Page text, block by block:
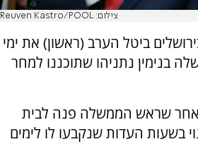
צילום: Reuven Kastro/POOL
ביטל הערב (ראשון) את ימי
בנימין נתניהו שתוכננו למחר
שראש הממשלה פנה לבית
בשעות העדות שנקבעו לו לימים